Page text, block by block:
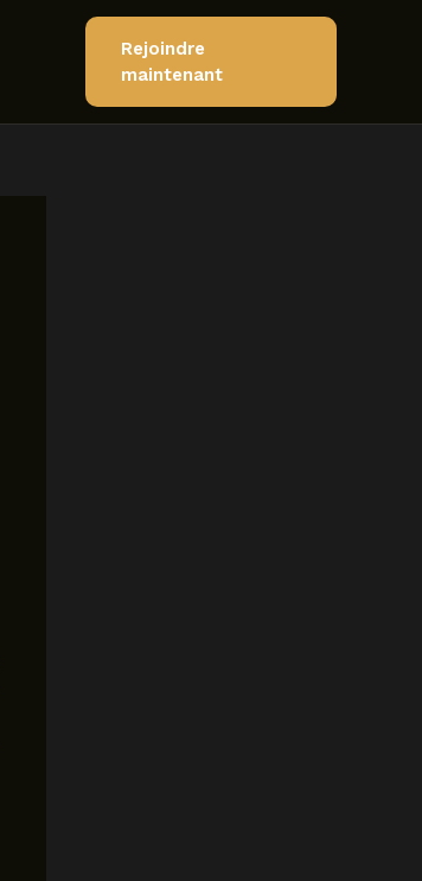
Rejoindre
maintenant